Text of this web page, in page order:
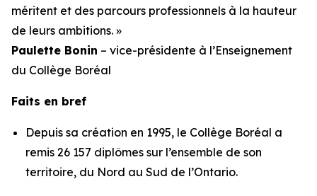
méritent et des parcours professionnels à la hauteur
de leurs ambitions. »
Paulette Bonin – vice-présidente à l’Enseignement
du Collège Boréal
Faits en bref
Depuis sa création en 1995, le Collège Boréal a
remis 26 157 diplômes sur l’ensemble de son
territoire, du Nord au Sud de l’Ontario.